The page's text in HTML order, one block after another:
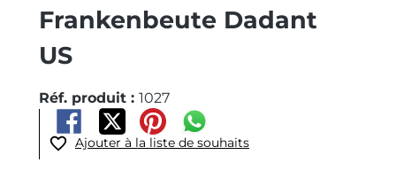
Frankenbeute Dadant
US
Réf. produit : 1027
Ajouter à la liste de souhaits